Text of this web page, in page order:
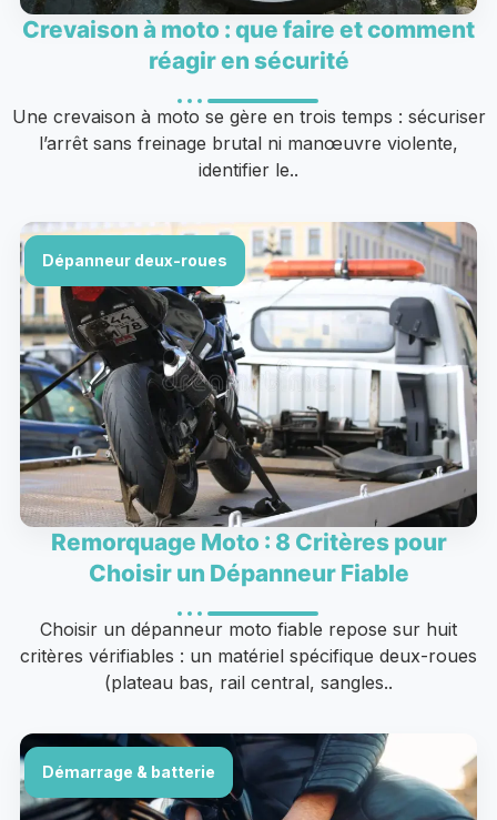
Crevaison à moto : que faire et comment
réagir en sécurité
Une crevaison à moto se gère en trois temps : sécuriser
l’arrêt sans freinage brutal ni manœuvre violente,
identifier le..
Dépanneur deux-roues
Remorquage Moto : 8 Critères pour
Choisir un Dépanneur Fiable
Choisir un dépanneur moto fiable repose sur huit
critères vérifiables : un matériel spécifique deux-roues
(plateau bas, rail central, sangles..
Démarrage & batterie